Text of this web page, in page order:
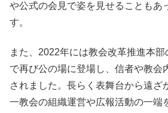
や公式の会見で姿を見せることもあ
す。
また、2022年には教会改革推進本
で再び公の場に登場し、信者や教会
されました。長らく表舞台から遠ざ
一教会の組織運営や広報活動の一端